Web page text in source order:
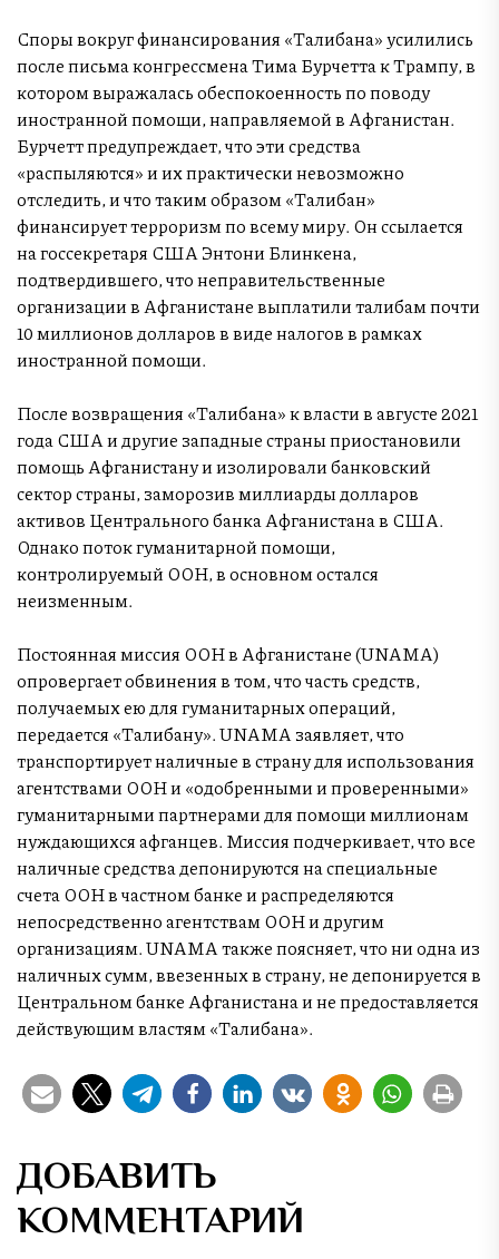
Споры вокруг финансирования «Талибана» усилились
после письма конгрессмена Тима Бурчетта к Трампу, в
котором выражалась обеспокоенность по поводу
иностранной помощи, направляемой в Афганистан.
Бурчетт предупреждает, что эти средства
«распыляются» и их практически невозможно
отследить, и что таким образом «Талибан»
финансирует терроризм по всему миру. Он ссылается
на госсекретаря США Энтони Блинкена,
подтвердившего, что неправительственные
организации в Афганистане выплатили талибам почти
10 миллионов долларов в виде налогов в рамках
иностранной помощи.
После возвращения «Талибана» к власти в августе 2021
года США и другие западные страны приостановили
помощь Афганистану и изолировали банковский
сектор страны, заморозив миллиарды долларов
активов Центрального банка Афганистана в США.
Однако поток гуманитарной помощи,
контролируемый ООН, в основном остался
неизменным.
Постоянная миссия ООН в Афганистане (UNAMA)
опровергает обвинения в том, что часть средств,
получаемых ею для гуманитарных операций,
передается «Талибану». UNAMA заявляет, что
транспортирует наличные в страну для использования
агентствами ООН и «одобренными и проверенными»
гуманитарными партнерами для помощи миллионам
нуждающихся афганцев. Миссия подчеркивает, что все
наличные средства депонируются на специальные
счета ООН в частном банке и распределяются
непосредственно агентствам ООН и другим
организациям. UNAMA также поясняет, что ни одна из
наличных сумм, ввезенных в страну, не депонируется в
Центральном банке Афганистана и не предоставляется
действующим властям «Талибана».
ДОБАВИТЬ
КОММЕНТАРИЙ